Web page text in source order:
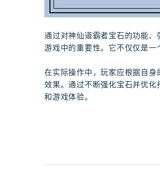
通过对神仙道霸者宝石的功能
游戏中的重要性。它不仅仅是一
在实际操作中，玩家应根据自
效果。通过不断强化宝石并优
和游戏体验。